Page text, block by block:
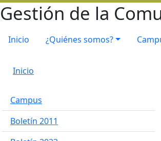
Gestión de la
Inicio ¿Quiénes somos?
Inicio
Campus
Boletín 2011